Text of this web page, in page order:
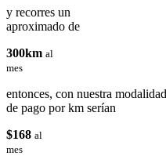
y recorres un
aproximado de
300km al
mes
entonces, con nuestra modalidad
de pago por km serían
$168 al
mes